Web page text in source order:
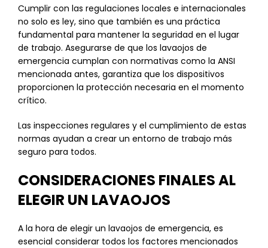
Cumplir con las regulaciones locales e internacionales
no solo es ley, sino que también es una práctica
fundamental para mantener la seguridad en el lugar
de trabajo. Asegurarse de que los lavaojos de
emergencia cumplan con normativas como la ANSI
mencionada antes, garantiza que los dispositivos
proporcionen la protección necesaria en el momento
crítico.
Las inspecciones regulares y el cumplimiento de estas
normas ayudan a crear un entorno de trabajo más
seguro para todos.
CONSIDERACIONES FINALES AL
ELEGIR UN LAVAOJOS
A la hora de elegir un lavaojos de emergencia, es
esencial considerar todos los factores mencionados